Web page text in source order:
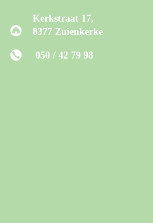
Kerkstraat 17,
8377 Zuienkerke
050 / 42 79 98